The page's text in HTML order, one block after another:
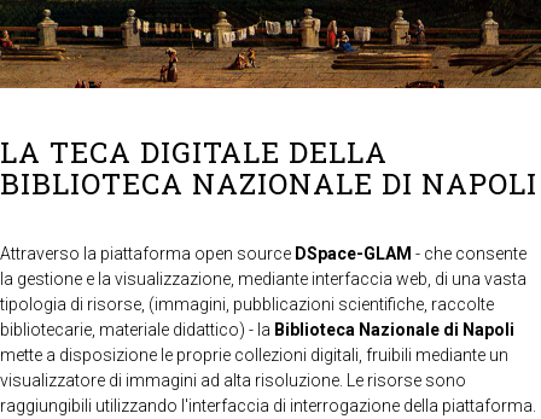
LA TECA DIGITALE DELLA
BIBLIOTECA NAZIONALE DI NAPOLI
Attraverso la piattaforma open source DSpace-GLAM - che consente
la gestione e la visualizzazione, mediante interfaccia web, di una vasta
tipologia di risorse, (immagini, pubblicazioni scientifiche, raccolte
bibliotecarie, materiale didattico) - la Biblioteca Nazionale di Napoli
mette a disposizione le proprie collezioni digitali, fruibili mediante un
visualizzatore di immagini ad alta risoluzione. Le risorse sono
raggiungibili utilizzando l'interfaccia di interrogazione della piattaforma.